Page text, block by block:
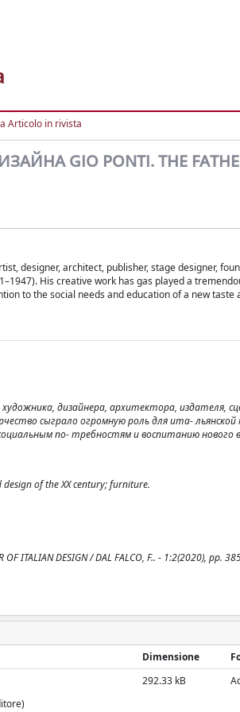
Articolo in rivista
GIO PONTI. THE FATHER
designer, architect, publisher, stage designer,
His creative work has gas played a
to the social needs and education of a new
дизайнера, архитектора, издателя,
сыграло огромную роль для ита-
по- требностям и воспитанию нового
of the XX century; furniture.
ITALIAN DESIGN / DAL FALCO, F.. - 1:2(2020), pp.
Dimensione
292.33 kB